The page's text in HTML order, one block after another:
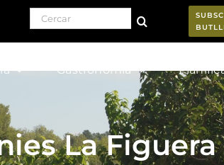
Search for:
Gastronomia
La Figuera